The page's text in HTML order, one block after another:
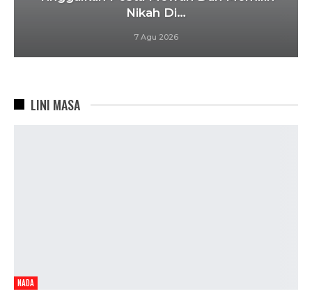
Nikah Di…
7 Agu 2026
LINI MASA
NADA